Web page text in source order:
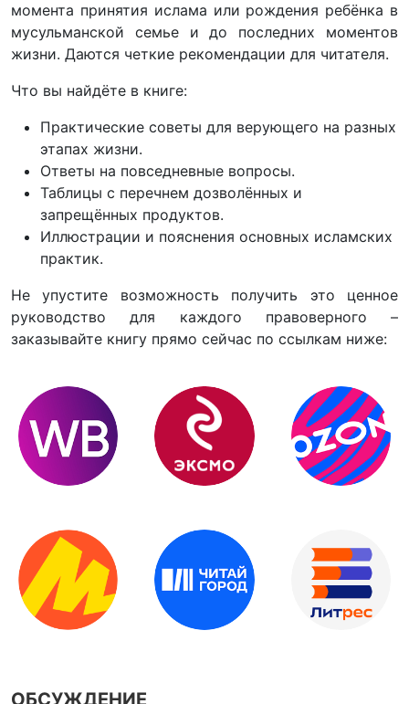
момента принятия ислама или рождения ребёнка в
мусульманской семье и до последних моментов
жизни. Даются четкие рекомендации для читателя.
Что вы найдёте в книге:
Практические советы для верующего на разных
этапах жизни.
Ответы на повседневные вопросы.
Таблицы с перечнем дозволённых и
запрещённых продуктов.
Иллюстрации и пояснения основных исламских
практик.
Не упустите возможность получить это ценное
руководство для каждого правоверного –
заказывайте книгу прямо сейчас по ссылкам ниже:
ОБСУЖДЕНИЕ